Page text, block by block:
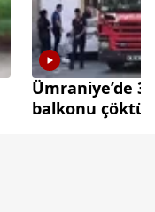
Ümraniye’de 3
balkonu çöktü